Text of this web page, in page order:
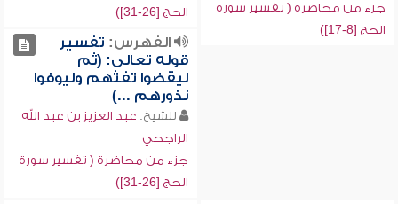
جزء من محاضرة ( تفسير سورة
الحج [8-17])
الحج [26-31])
الفهرس: تفسير
قوله تعالى: (ثم
ليقضوا تفثهم وليوفوا
نذورهم ...)
للشيخ: عبد العزيز بن عبد الله
الراجحي
جزء من محاضرة ( تفسير سورة
الحج [26-31])